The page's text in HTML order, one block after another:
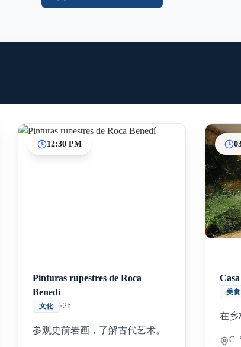
12:30 PM
Pinturas rupestres de Roca
Benedí
文化 •2h
参观史前岩画，了解古代艺术。
美食
在乡
C.